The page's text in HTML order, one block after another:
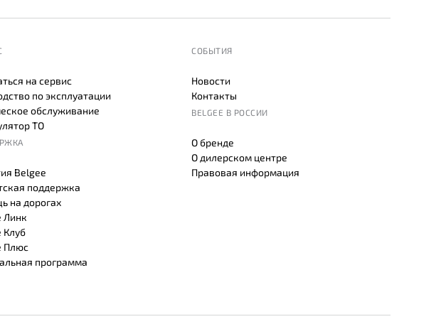
на сервис
по эксплуатации
обслуживание
ТО
Belgee
поддержка
на дорогах
Линк
Клуб
Плюс
программа
СОБЫТИЯ
Новости
Контакты
BELGEE В РОССИИ
О бренде
О дилерском центре
Правовая информация